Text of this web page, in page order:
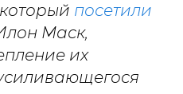
посетили
Маск,
их